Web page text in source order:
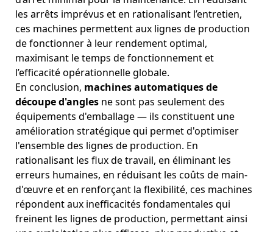
les arrêts imprévus et en rationalisant l’entretien,
ces machines permettent aux lignes de production
de fonctionner à leur rendement optimal,
maximisant le temps de fonctionnement et
l’efficacité opérationnelle globale.
En conclusion, machines automatiques de
découpe d'angles ne sont pas seulement des
équipements d'emballage — ils constituent une
amélioration stratégique qui permet d'optimiser
l'ensemble des lignes de production. En
rationalisant les flux de travail, en éliminant les
erreurs humaines, en réduisant les coûts de main-
d'œuvre et en renforçant la flexibilité, ces machines
répondent aux inefficacités fondamentales qui
freinent les lignes de production, permettant ainsi